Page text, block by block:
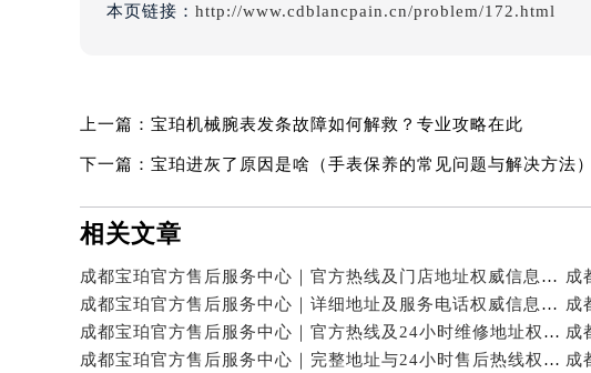
本页链接： http://www.cdblancpain.cn/problem/172.html
上一篇： 宝珀机械腕表发条故障如何解救？专业攻略在此
下一篇： 宝珀进灰了原因是啥（手表保养的常见问题与解决方法）
相关文章
成都宝珀官方售后服务中心｜官方热线及门店地址权威信息公示（2026年7月最新）
成都宝珀官方售后服务中心｜详细地址及服务电话权威信息公示（2026年7月最新）
成都宝珀官方售后服务中心｜官方热线及24小时维修地址权威信息公示（2026年7月最新）
成都宝珀官方售后服务中心｜完整地址与24小时售后热线权威信息公示（2026年7月最新）